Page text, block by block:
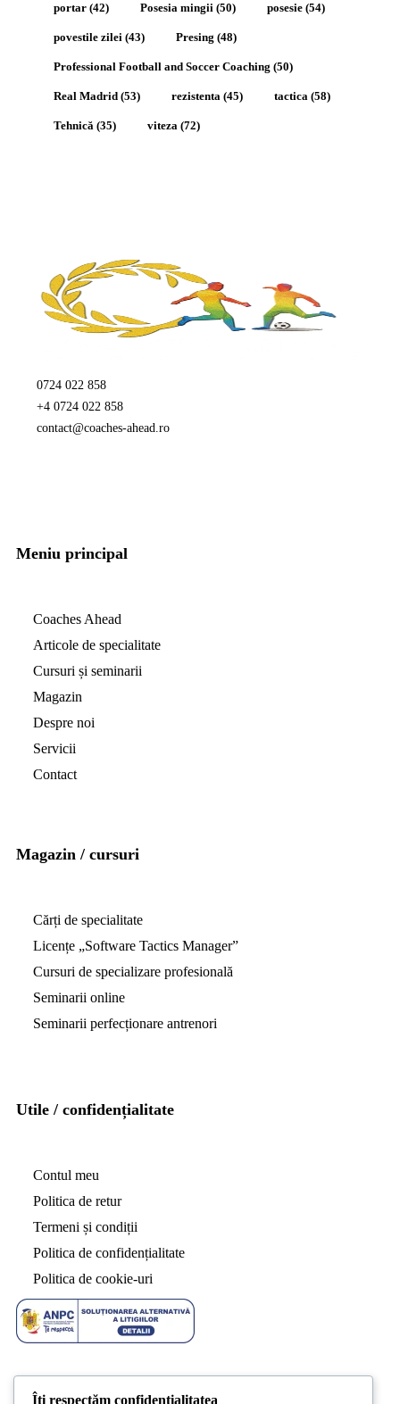
portar (42) Posesia mingii (50) posesie (54)
povestile zilei (43) Presing (48)
Professional Football and Soccer Coaching (50)
Real Madrid (53) rezistenta (45) tactica (58)
Tehnică (35) viteza (72)
0724 022 858
+4 0724 022 858
contact@coaches-ahead.ro
Meniu principal
Coaches Ahead
Articole de specialitate
Cursuri și seminarii
Magazin
Despre noi
Servicii
Contact
Magazin / cursuri
Cărți de specialitate
Licențe „Software Tactics Manager”
Cursuri de specializare profesională
Seminarii online
Seminarii perfecționare antrenori
Utile / confidențialitate
Contul meu
Politica de retur
Termeni și condiții
Politica de confidențialitate
Politica de cookie-uri
Îți respectăm confidențialitatea